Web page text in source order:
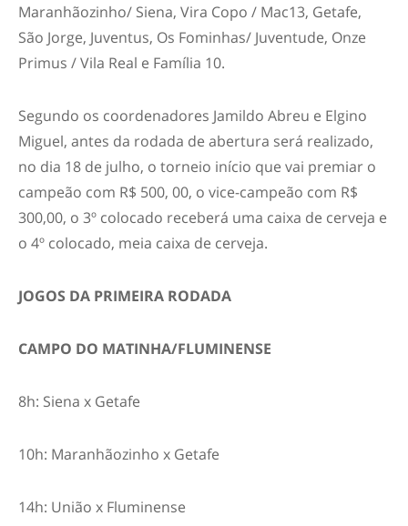
Maranhãozinho/ Siena, Vira Copo / Mac13, Getafe,
São Jorge, Juventus, Os Fominhas/ Juventude, Onze
Primus / Vila Real e Família 10.
Segundo os coordenadores Jamildo Abreu e Elgino
Miguel, antes da rodada de abertura será realizado,
no dia 18 de julho, o torneio início que vai premiar o
campeão com R$ 500, 00, o vice-campeão com R$
300,00, o 3º colocado receberá uma caixa de cerveja e
o 4º colocado, meia caixa de cerveja.
JOGOS DA PRIMEIRA RODADA
CAMPO DO MATINHA/FLUMINENSE
8h: Siena x Getafe
10h: Maranhãozinho x Getafe
14h: União x Fluminense